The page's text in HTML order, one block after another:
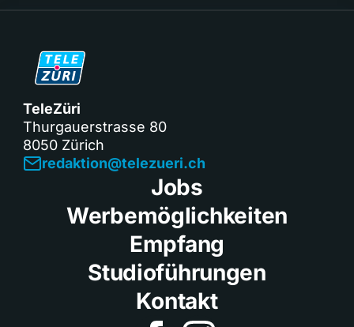
TeleZüri
Thurgauerstrasse 80
8050 Zürich
redaktion@telezueri.ch
Jobs
Werbemöglichkeiten
Empfang
Studioführungen
Kontakt